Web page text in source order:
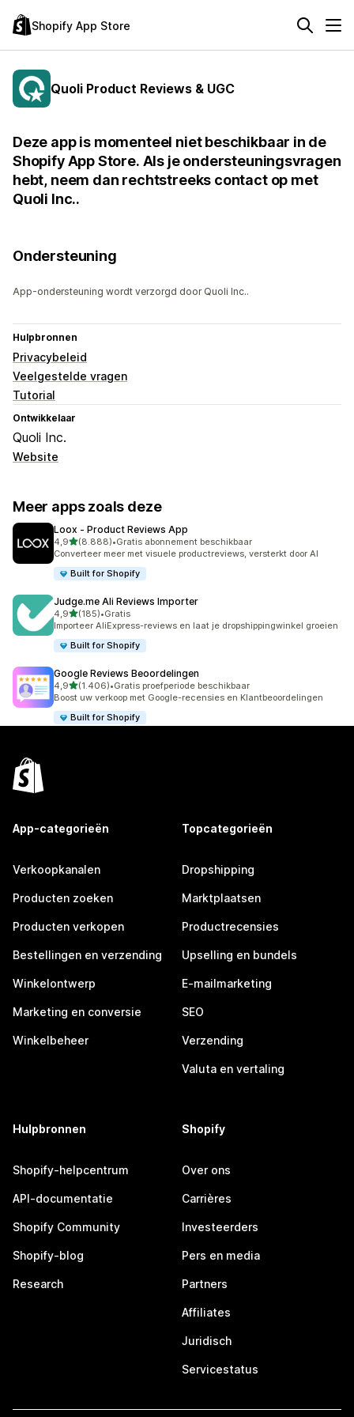
Shopify App Store
Quoli Product Reviews & UGC
Deze app is momenteel niet beschikbaar in de
Shopify App Store. Als je ondersteuningsvragen
hebt, neem dan rechtstreeks contact op met
Quoli Inc..
Ondersteuning
App-ondersteuning wordt verzorgd door Quoli Inc..
Hulpbronnen
Privacybeleid
Veelgestelde vragen
Tutorial
Ontwikkelaar
Quoli Inc.
Website
Meer apps zoals deze
Loox ‑ Product Reviews App
4,9van 5 sterren
(8.888)
8888 recensies in totaal
•Gratis abonnement beschikbaar
Converteer meer met visuele productreviews, versterkt door AI
Built for Shopify
Judge.me Ali Reviews Importer
4,9van 5 sterren
(185)
185 recensies in totaal
•Gratis
Importeer AliExpress-reviews en laat je dropshippingwinkel groeien
Built for Shopify
Google Reviews Beoordelingen
4,9van 5 sterren
(1.406)
1406 recensies in totaal
•Gratis proefperiode beschikbaar
Boost uw verkoop met Google-recensies en Klantbeoordelingen
Built for Shopify
App-categorieën
Verkoopkanalen
Producten zoeken
Producten verkopen
Bestellingen en verzending
Winkelontwerp
Marketing en conversie
Winkelbeheer
Topcategorieën
Dropshipping
Marktplaatsen
Productrecensies
Upselling en bundels
E-mailmarketing
SEO
Verzending
Valuta en vertaling
Hulpbronnen
Shopify-helpcentrum
API-documentatie
Shopify Community
Shopify-blog
Research
Shopify
Over ons
Carrières
Investeerders
Pers en media
Partners
Affiliates
Juridisch
Servicestatus